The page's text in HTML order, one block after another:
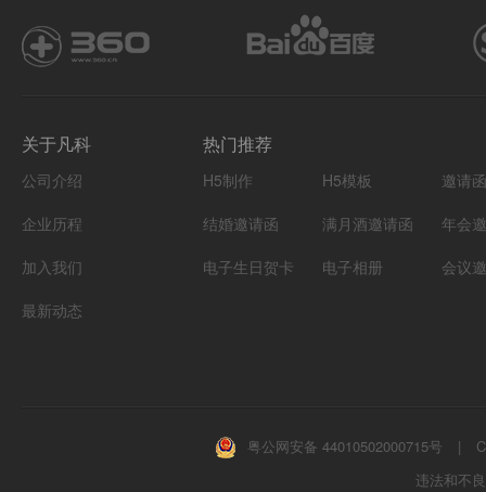
关于凡科
公司介绍
企业历程
加入我们
最新动态
热门推荐
H5制作 H5模板
邀请
结婚邀请函
满月酒邀请函
年会
电子生日贺卡
电子相册 会议
粤公网安备 44010502000715号 |
违法和不